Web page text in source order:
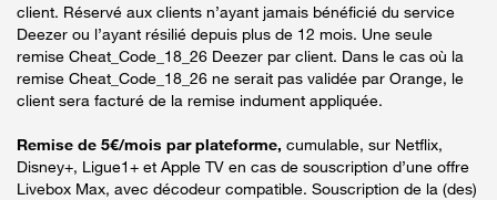
client. Réservé aux clients n’ayant jamais bénéficié du service
Deezer ou l’ayant résilié depuis plus de 12 mois. Une seule
remise Cheat_Code_18_26 Deezer par client. Dans le cas où la
remise Cheat_Code_18_26 ne serait pas validée par Orange, le
client sera facturé de la remise indument appliquée.
Remise de 5€/mois par plateforme, cumulable, sur Netflix,
Disney+, Ligue1+ et Apple TV en cas de souscription d’une offre
Livebox Max, avec décodeur compatible. Souscription de la (des)